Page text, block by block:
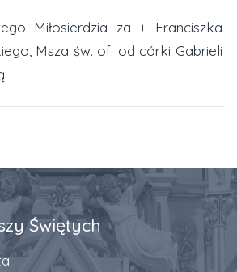
Miłosierdzia za + Franciszka
Msza św. of. od córki Gabrieli
Świętych